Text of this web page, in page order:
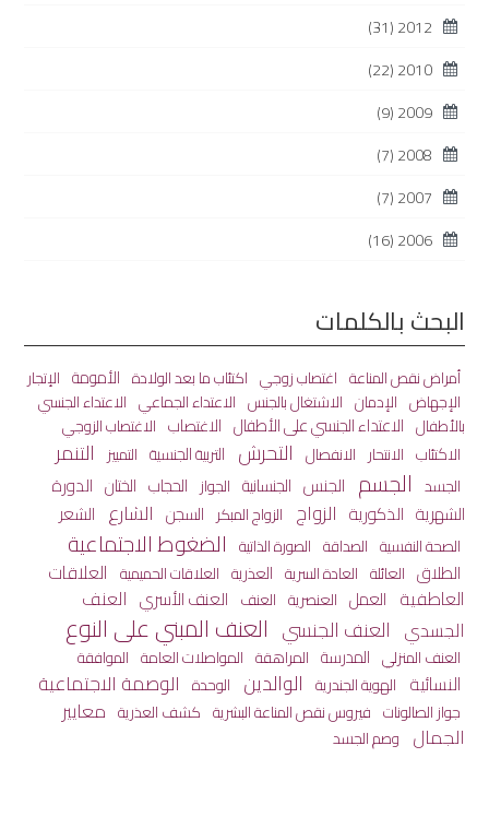
2012
(31)
2010
(22)
2009
(9)
2008
(7)
2007
(7)
2006
(16)
البحث بالكلمات
أمراض نقص المناعة اغتصاب زوجي اكتئاب ما بعد الولادة الأمومة الإتجار
الإجهاض الإدمان الاشتغال بالجنس الاعتداء الجماعي الاعتداء الجنسي
بالأطفال الاعتداء الجنسي على الأطفال الاغتصاب الاغتصاب الزوجي
الاكتئاب الانتحار الانفصال التحرش التربية الجنسية التمييز التنمر
الجسد الجسم الجنس الجنسانية الجواز الحجاب الختان الدورة
الشهرية الذكورية الزواج الزواج المبكر السجن الشارع الشعر
الصحة النفسية الصداقة الصورة الذاتية الضغوط الاجتماعية
الطلاق العائلة العادة السرية العذرية العلاقات الحميمية العلاقات
العاطفية العمل العنصرية العنف العنف الأسري العنف
الجسدي العنف الجنسي العنف المبني على النوع
العنف المنزلي المدرسة المراهقة المواصلات العامة الموافقة
النسائية الهوية الجندرية الوالدين الوحدة الوصمة الاجتماعية
جواز الصالونات فيروس نقص المناعة البشرية كشف العذرية معايير
الجمال وصم الجسد